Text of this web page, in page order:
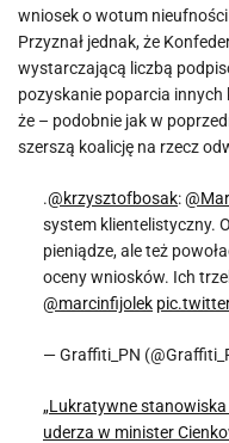
wniosek o wotum
Przyznał jednak, że
wystarczającą liczbą
pozyskanie poparcia innych
że – podobnie jak w
szerszą koalicję na rzecz
.@krzysztofbosak:
system klientelistyczny.
pieniądze, ale też
oceny wniosków. Ich
@marcinfijolek
— Graffiti_PN
„Lukratywne stanowiska
uderza w minister